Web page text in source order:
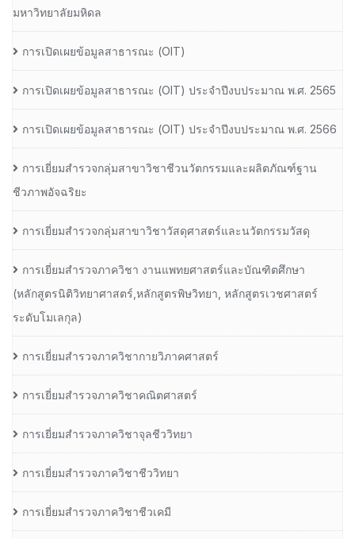
มหาวิทยาลัยมหิดล
การเปิดเผยข้อมูลสาธารณะ (OIT)
การเปิดเผยข้อมูลสาธารณะ (OIT) ประจำปีงบประมาณ พ.ศ. 2565
การเปิดเผยข้อมูลสาธารณะ (OIT) ประจำปีงบประมาณ พ.ศ. 2566
การเยี่ยมสำรวจกลุ่มสาขาวิชาชีวนวัตกรรมและผลิตภัณฑ์ฐาน
ชีวภาพอัจฉริยะ
การเยี่ยมสำรวจกลุ่มสาขาวิชาวัสดุศาสตร์และนวัตกรรมวัสดุ
การเยี่ยมสำรวจภาควิชา งานแพทยศาสตร์และบัณฑิตศึกษา
(หลักสูตรนิติวิทยาศาสตร์,หลักสูตรพิษวิทยา, หลักสูตรเวชศาสตร์
ระดับโมเลกุล)
การเยี่ยมสำรวจภาควิชากายวิภาคศาสตร์
การเยี่ยมสำรวจภาควิชาคณิตศาสตร์
การเยี่ยมสำรวจภาควิชาจุลชีววิทยา
การเยี่ยมสำรวจภาควิชาชีววิทยา
การเยี่ยมสำรวจภาควิชาชีวเคมี